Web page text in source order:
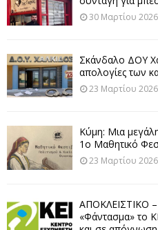
30 Μαρτίου 2026
Σκάνδαλο ΔΟΥ
απολογίες των
23 Μαρτίου 2026
Κύμη: Μια
1ο Μαθητικό
23 Μαρτίου 2026
ΑΠΟΚΛΕΙΣΤΙΚΟ –
«Φάντασμα» το